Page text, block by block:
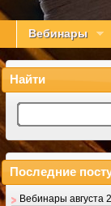
Вебинары
Найти
Последние
Вебинары августа